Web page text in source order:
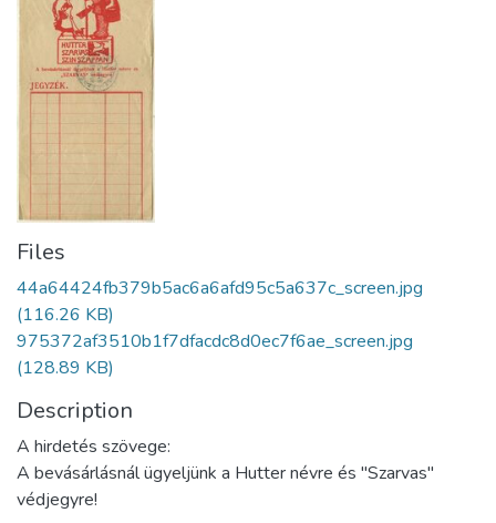
Files
44a64424fb379b5ac6a6afd95c5a637c_screen.jpg
(116.26 KB)
975372af3510b1f7dfacdc8d0ec7f6ae_screen.jpg
(128.89 KB)
Description
A hirdetés szövege:
A bevásárlásnál ügyeljünk a Hutter névre és "Szarvas"
védjegyre!